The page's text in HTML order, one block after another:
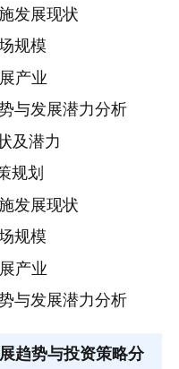
发展现状
规模
产业
与发展潜力分析
及潜力
规划
发展现状
规模
产业
与发展潜力分析
趋势与投资策略分